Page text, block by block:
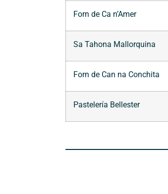
Forn de Ca n’Amer
Sa Tahona Mallorquina
Forn de Can na Conchita
Pastelería Bellester